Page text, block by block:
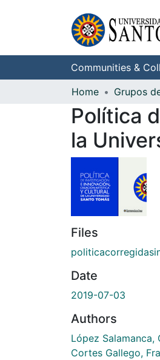
Communities &
Home
Grupos
Política
la
Files
Date
2019-07-03
Authors
López Salamanca,
Cortes Gallego,